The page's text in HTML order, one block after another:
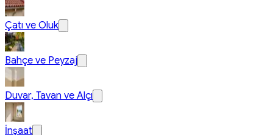
Çatı ve Oluk
Bahçe ve Peyzaj
Duvar, Tavan ve Alçı
İnşaat